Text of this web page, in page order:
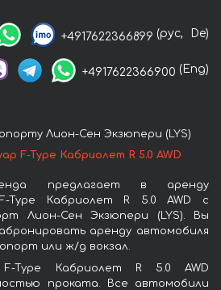
+4917622366899 (рус, De)
+4917622366900 (Eng)
Лион-Сен Экзюпери (LYS)
F-Type Кабриолет R 5.0 AWD
предлагает в аренду
Type Кабриолет R 5.0 AWD с
Лион-Сен Экзюпери (LYS). Вы
аренду автомобиля
или ж/д вокзал.
Type Кабриолет R 5.0 AWD
проката. Все автомобили